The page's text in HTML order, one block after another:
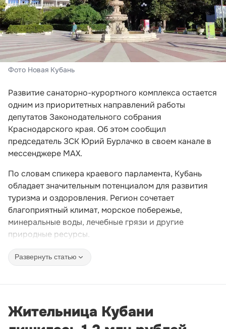
Фото Новая Кубань
Развитие санаторно-курортного комплекса остается
одним из приоритетных направлений работы
депутатов Законодательного собрания
Краснодарского края. Об этом сообщил
председатель ЗСК Юрий Бурлачко в своем канале в
мессенджере MAX.
По словам спикера краевого парламента, Кубань
обладает значительным потенциалом для развития
туризма и оздоровления. Регион сочетает
благоприятный климат, морское побережье,
минеральные воды, лечебные грязи и другие
природные ресурсы.
Развернуть статью
Жительница Кубани